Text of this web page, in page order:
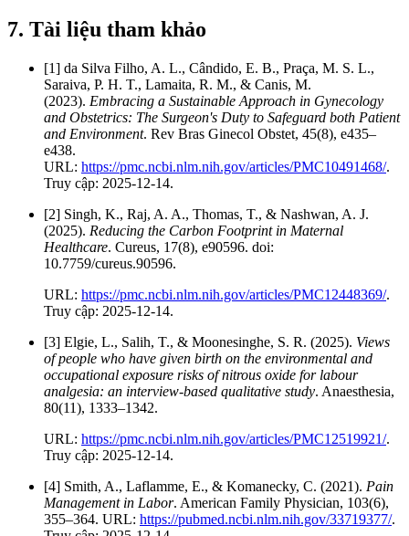
7. Tài liệu tham khảo
[1] da Silva Filho, A. L., Cândido, E. B., Praça, M. S. L.,
Saraiva, P. H. T., Lamaita, R. M., & Canis, M.
(2023). Embracing a Sustainable Approach in Gynecology
and Obstetrics: The Surgeon's Duty to Safeguard both Patient
and Environment. Rev Bras Ginecol Obstet, 45(8), e435–
e438.
URL: https://pmc.ncbi.nlm.nih.gov/articles/PMC10491468/.
Truy cập: 2025-12-14.
[2] Singh, K., Raj, A. A., Thomas, T., & Nashwan, A. J.
(2025). Reducing the Carbon Footprint in Maternal
Healthcare. Cureus, 17(8), e90596. doi:
10.7759/cureus.90596.
URL: https://pmc.ncbi.nlm.nih.gov/articles/PMC12448369/.
Truy cập: 2025-12-14.
[3] Elgie, L., Salih, T., & Moonesinghe, S. R. (2025). Views
of people who have given birth on the environmental and
occupational exposure risks of nitrous oxide for labour
analgesia: an interview‐based qualitative study. Anaesthesia,
80(11), 1333–1342.
URL: https://pmc.ncbi.nlm.nih.gov/articles/PMC12519921/.
Truy cập: 2025-12-14.
[4] Smith, A., Laflamme, E., & Komanecky, C. (2021). Pain
Management in Labor. American Family Physician, 103(6),
355–364. URL: https://pubmed.ncbi.nlm.nih.gov/33719377/.